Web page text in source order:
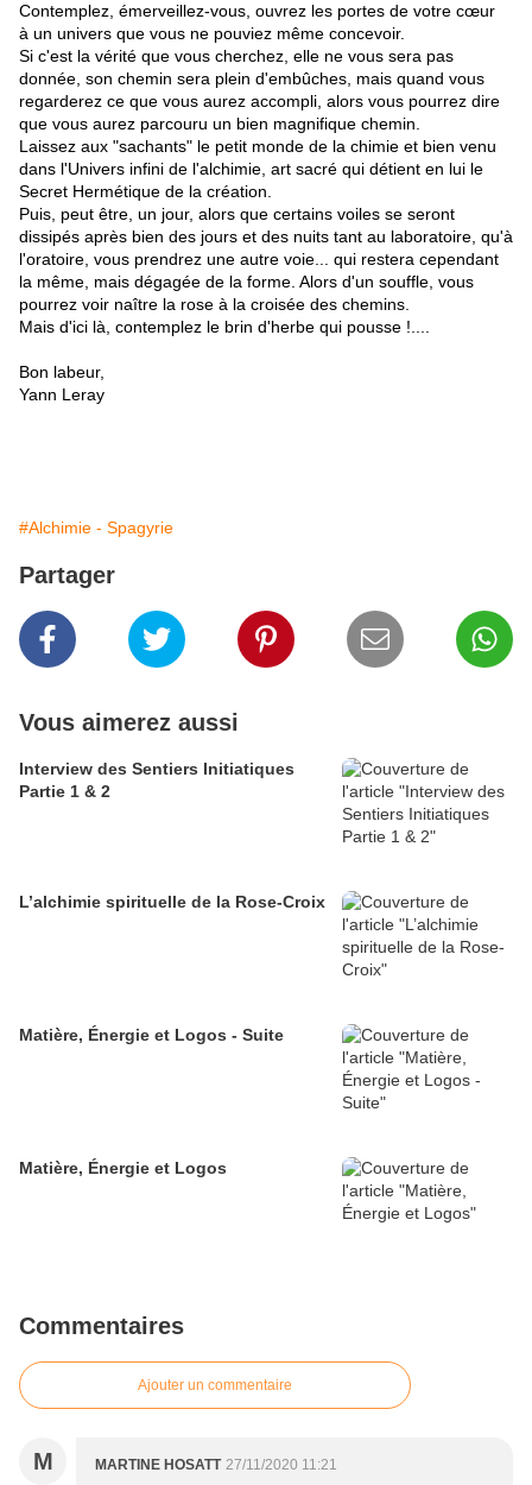
Contemplez, émerveillez-vous, ouvrez les portes de votre cœur
à un univers que vous ne pouviez même concevoir.
Si c'est la vérité que vous cherchez, elle ne vous sera pas
donnée, son chemin sera plein d'embûches, mais quand vous
regarderez ce que vous aurez accompli, alors vous pourrez dire
que vous aurez parcouru un bien magnifique chemin.
Laissez aux "sachants" le petit monde de la chimie et bien venu
dans l'Univers infini de l'alchimie, art sacré qui détient en lui le
Secret Hermétique de la création.
Puis, peut être, un jour, alors que certains voiles se seront
dissipés après bien des jours et des nuits tant au laboratoire, qu'à
l'oratoire, vous prendrez une autre voie... qui restera cependant
la même, mais dégagée de la forme. Alors d'un souffle, vous
pourrez voir naître la rose à la croisée des chemins.
Mais d'ici là, contemplez le brin d'herbe qui pousse !....
Bon labeur,
Yann Leray
#Alchimie - Spagyrie
Partager
Vous aimerez aussi
Interview des Sentiers Initiatiques
Partie 1 & 2
L’alchimie spirituelle de la Rose-Croix
Matière, Énergie et Logos - Suite
Matière, Énergie et Logos
Commentaires
Ajouter un commentaire
M MARTINE HOSATT 27/11/2020 11:21